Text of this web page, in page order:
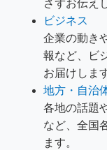
さずお伝え
ビジネス
企業の動き
報など、ビ
お届けしま
地方・自治
各地の話題
など、全国
ます。